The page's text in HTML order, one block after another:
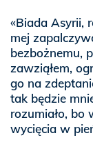
«Biada Asyrii,
mej
bezbożnemu,
zawziąłem,
go na
tak będzie
rozumiało, bo
wycięcia w